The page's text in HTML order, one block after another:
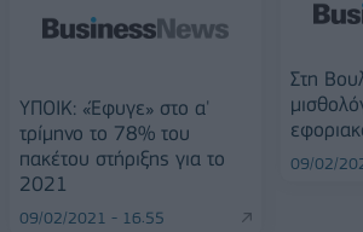
ΥΠΟΙΚ: «Έφυγε» στο α'
τρίμηνο το 78% του
πακέτου στήριξης για το
2021
09/02/2021 - 16:55
Στη
09/02/